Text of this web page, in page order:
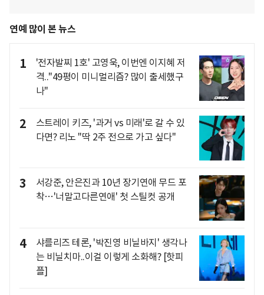
연예 많이 본 뉴스
1
'전자발찌 1호' 고영욱, 이번엔 이지혜 저
격.."49평이 미니멀리즘? 많이 출세했구
나"
2
스트레이 키즈, '과거 vs 미래'로 갈 수 있
다면? 리노 "딱 2주 전으로 가고 싶다"
3
서강준, 안은진과 10년 장기연애 무드 포
착…'너말고다른연애' 첫 스틸컷 공개
4
샤를리즈 테론, '박진영 비닐바지' 생각나
는 비닐치마..이걸 이렇게 소화해? [핫피
플]